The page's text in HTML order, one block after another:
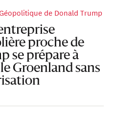
de Donald Trump
proche de
se prépare à
Groenland sans